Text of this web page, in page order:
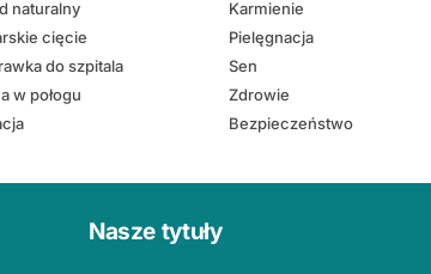
naturalny
cięcie
do szpitala
w połogu
Karmienie
Pielęgnacja
Sen
Zdrowie
Bezpieczeństwo
Nasze tytuły